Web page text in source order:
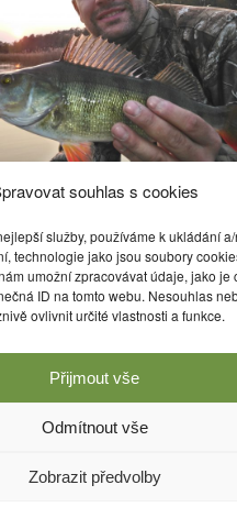
souhlas s cookies
služby, používáme k ukládání
technologie jako jsou soubory
umožní zpracovávat údaje, jako je
ID na tomto webu. Nesouhlas
ovlivnit určité vlastnosti a funkce.
Přijmout vše
Odmítnout vše
Zobrazit předvolby
WordPress (v češtině).